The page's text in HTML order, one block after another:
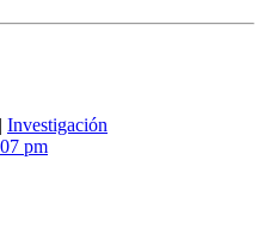
| Investigación
pm